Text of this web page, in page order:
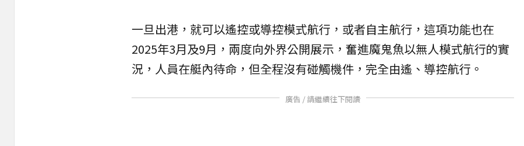
一旦出港，就可以遙控或導控模式航行，或者自主航行，這項功能也在
2025年3月及9月，兩度向外界公開展示，奮進魔鬼魚以無人模式航行的實
況，人員在艇內待命，但全程沒有碰觸機件，完全由遙、導控航行。
廣告 / 請繼續往下閱讀